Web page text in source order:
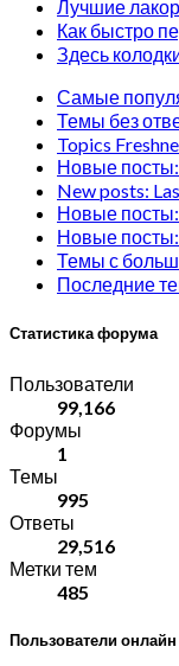
Лучшие
Как быстро
Здесь
Самые
Темы без
Topics
Новые
New posts:
Новые
Новые
Темы с
Последние
Статистика форума
Пользователи
99,166
Форумы
1
Темы
995
Ответы
29,516
Метки тем
485
Пользователи онлайн